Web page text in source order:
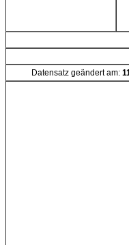
Datensatz geändert am: